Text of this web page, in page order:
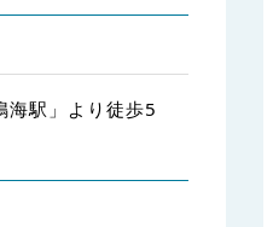
海駅」より徒歩5